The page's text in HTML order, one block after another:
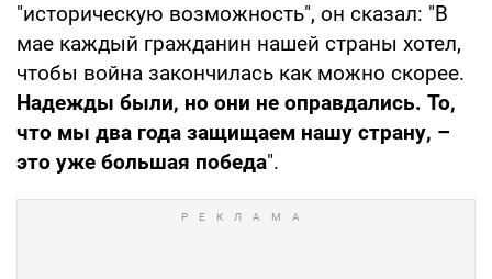
"историческую возможность", он сказал: "В
мае каждый гражданин нашей страны хотел,
чтобы война закончилась как можно скорее.
Надежды были, но они не оправдались. То,
что мы два года защищаем нашу страну, –
это уже большая победа".